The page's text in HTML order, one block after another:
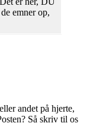
emner op,
andet på hjerte,
Så skriv til os